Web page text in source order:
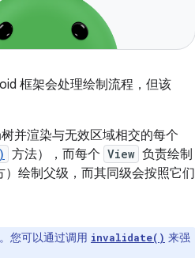
框架会处理绘制流程，但该
并渲染与无效区域相交的每个
方法），而每个 View 负责绘制
绘制父级，而其同级会按照它们
您可以通过调用 invalidate() 来强